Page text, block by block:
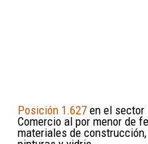
Posición 1.627 en el sector
Comercio al por menor de
materiales de construcción,